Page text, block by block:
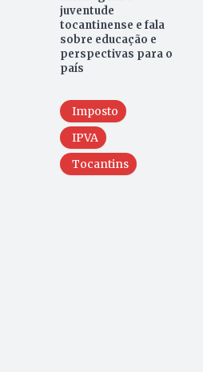
juventude
tocantinense e fala
sobre educação e
perspectivas para o
país
Imposto
IPVA
Tocantins